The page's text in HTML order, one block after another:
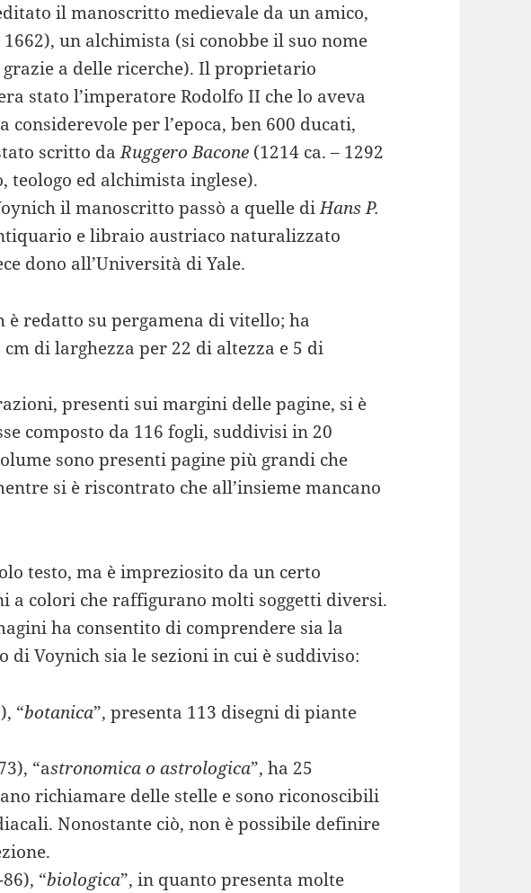
il manoscritto medievale da un amico,
1662), un alchimista (si conobbe il suo nome
grazie a delle ricerche). Il proprietario
stato l’imperatore Rodolfo II che lo aveva
per l’epoca, ben 600 ducati,
scritto daRuggero Bacone (1214 ca. – 1292
teologo ed alchimista inglese).
il manoscritto passò a quelle diHans P.
e libraio austriaco naturalizzato
dono all’Università di Yale.
redatto su pergamena di vitello; ha
di larghezza per 22 di altezza e 5 di
presenti sui margini delle pagine, si è
composto da 116 fogli, suddivisi in 20
sono presenti pagine più grandi che
si è riscontrato che all’insieme mancano
testo, ma è impreziosito da un certo
a colori che raffigurano molti soggetti diversi.
ha consentito di comprendere sia la
di Voynich sia le sezioni in cui è suddiviso:
“botanica”, presenta 113 disegni di piante
“astronomica o astrologica”, ha 25
richiamare delle stelle e sono riconoscibili
Nonostante ciò, non è possibile definire
“biologica”, in quanto presenta molte